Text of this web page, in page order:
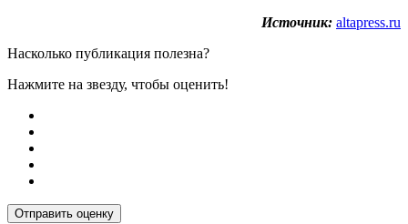
Источник: altapress.ru
Насколько публикация полезна?
Нажмите на звезду, чтобы оценить!
Отправить оценку